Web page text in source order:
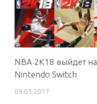
NBA 2K18 выйдет на
Nintendo Switch
09.05.2017